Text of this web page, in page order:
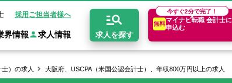
採用ご担当者様へ
求人を探す
今すぐ2分で完了！
無料
マイナビ転職 会計士に
申込む
界情報 求人情報
）の求人 大阪府、USCPA（米国公認会計士）、年収800万円以上の求人